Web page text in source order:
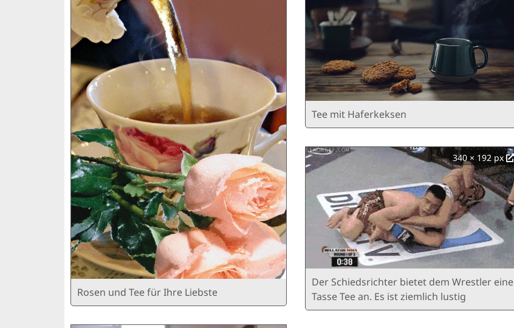
Rosen und Tee für Ihre Liebste
Tee mit Haferkeksen
340 × 192 px
Der Schiedsrichter bietet dem Wrestler eine
Tasse Tee an. Es ist ziemlich lustig